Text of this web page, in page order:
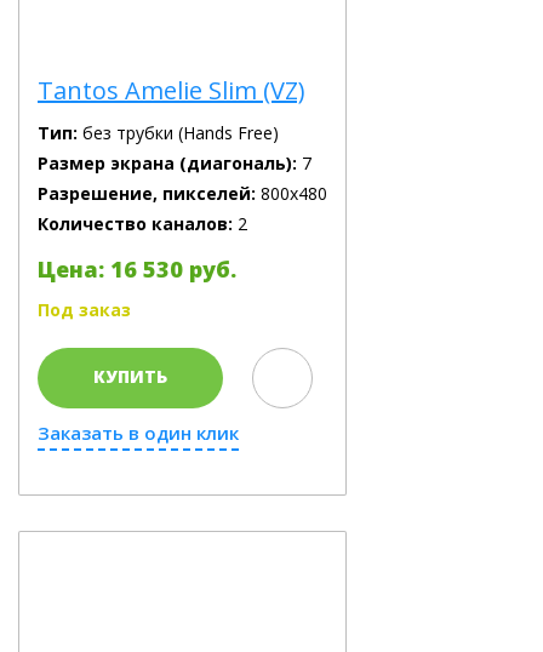
Tantos Amelie Slim (VZ)
Тип: без трубки (Hands Free)
Размер экрана (диагональ): 7
Разрешение, пикселей: 800x480
Количество каналов: 2
Цена: 16 530 руб.
Под заказ
КУПИТЬ
Заказать в один клик